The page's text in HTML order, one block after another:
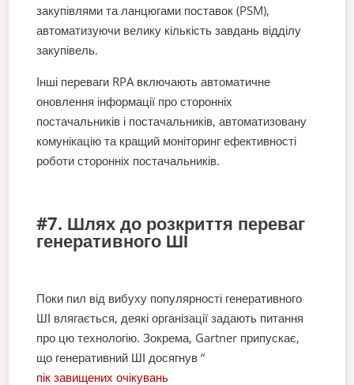
закупівлями та ланцюгами поставок (PSM),
автоматизуючи велику кількість завдань відділу
закупівель.
Інші переваги RPA включають автоматичне
оновлення інформації про сторонніх
постачальників і постачальників, автоматизовану
комунікацію та кращий моніторинг ефективності
роботи сторонніх постачальників.
#7. Шлях до розкриття переваг
генеративного ШІ
Поки пил від вибуху популярності генеративного
ШІ влягається, деякі організації задають питання
про цю технологію. Зокрема, Gartner припускає,
що генеративний ШІ досягнув “
пік завищених очікувань